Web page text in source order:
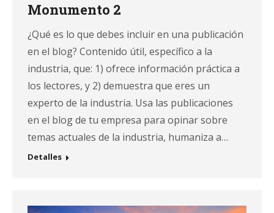
Monumento 2
¿Qué es lo que debes incluir en una publicación
en el blog? Contenido útil, específico a la
industria, que: 1) ofrece información práctica a
los lectores, y 2) demuestra que eres un
experto de la industria. Usa las publicaciones
en el blog de tu empresa para opinar sobre
temas actuales de la industria, humaniza a…
Detalles